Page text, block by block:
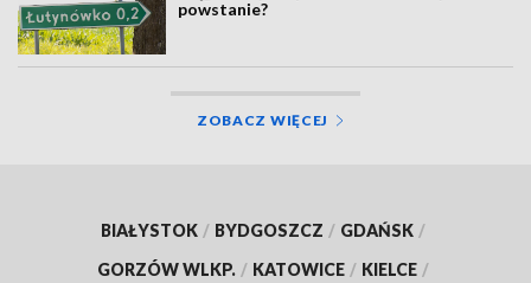
powstanie?
ZOBACZ WIĘCEJ
BIAŁYSTOK / BYDGOSZCZ / GDAŃSK /
GORZÓW WLKP. / KATOWICE / KIELCE /